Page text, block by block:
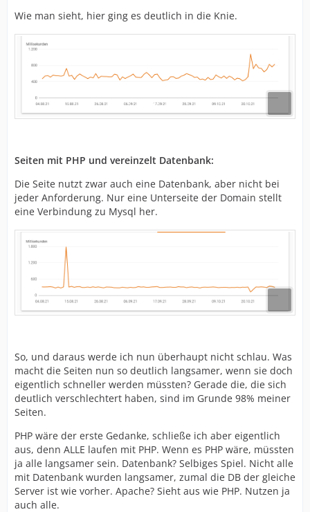
Wie man sieht, hier ging es deutlich in die Knie.
Seiten mit PHP und vereinzelt Datenbank:
Die Seite nutzt zwar auch eine Datenbank, aber nicht bei
jeder Anforderung. Nur eine Unterseite der Domain stellt
eine Verbindung zu Mysql her.
So, und daraus werde ich nun überhaupt nicht schlau. Was
macht die Seiten nun so deutlich langsamer, wenn sie doch
eigentlich schneller werden müssten? Gerade die, die sich
deutlich verschlechtert haben, sind im Grunde 98% meiner
Seiten.
PHP wäre der erste Gedanke, schließe ich aber eigentlich
aus, denn ALLE laufen mit PHP. Wenn es PHP wäre, müssten
ja alle langsamer sein. Datenbank? Selbiges Spiel. Nicht alle
mit Datenbank wurden langsamer, zumal die DB der gleiche
Server ist wie vorher. Apache? Sieht aus wie PHP. Nutzen ja
auch alle.